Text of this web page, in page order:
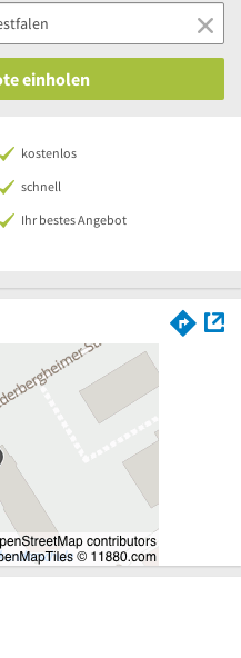
einholen
kostenlos
schnell
Ihr bestes Angebot